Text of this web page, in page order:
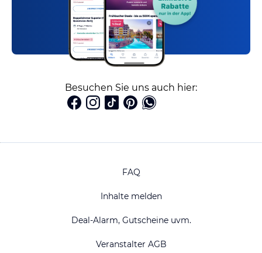
Besuchen Sie uns auch hier:
FAQ
Inhalte melden
Deal-Alarm, Gutscheine uvm.
Veranstalter AGB